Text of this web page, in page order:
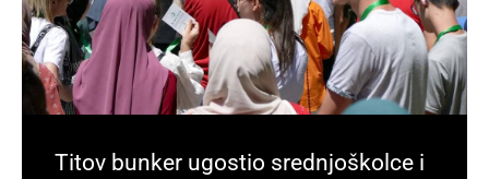
Titov bunker ugostio srednjoškolce i